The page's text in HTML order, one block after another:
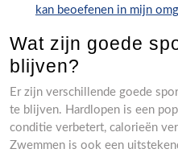
kan beoefenen in mijn
Wat zijn goede
blijven?
Er zijn verschillende goede
te blijven. Hardlopen is een
conditie verbetert, calorieën
Zwemmen is ook een